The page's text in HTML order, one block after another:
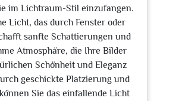
im Lichtraum-Stil einzufangen.
Licht, das durch Fenster oder
sanfte Schattierungen und
Atmosphäre, die Ihre Bilder
Schönheit und Eleganz
geschickte Platzierung und
Sie das einfallende Licht